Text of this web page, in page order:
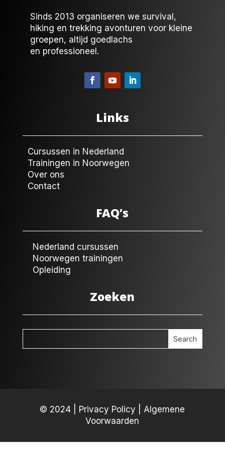
Sinds 2013 organiseren we survival,
hiking en trekking avonturen voor kleine
groepen, altijd goedlachs
en professioneel.
Links
Cursussen in Nederland
Trainingen in Noorwegen
Over ons
Contact
FAQ’s
Nederland cursussen
Noorwegen trainingen
Opleiding
Zoeken
© 2024 | Privacy Policy
Algemene
Voorwaarden